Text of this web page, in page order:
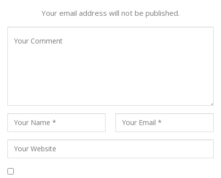
Your email address will not be published.